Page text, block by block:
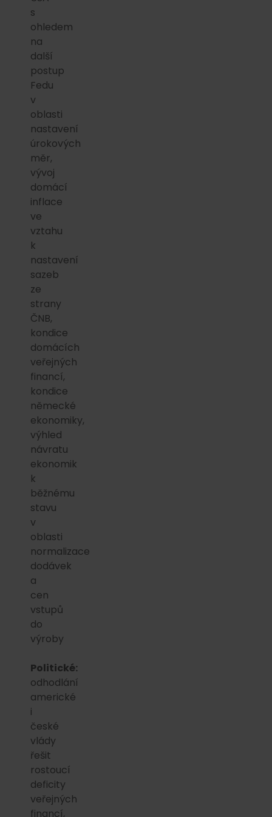
s
ohledem
na
další
postup
Fedu
v
oblasti
nastavení
úrokových
měr,
vývoj
domácí
inflace
ve
vztahu
k
nastavení
sazeb
ze
strany
ČNB,
kondice
domácích
veřejných
financí,
kondice
německé
ekonomiky,
výhled
návratu
ekonomik
k
běžnému
stavu
v
oblasti
normalizace
dodávek
a
cen
vstupů
do
výroby
Politické:
odhodlání
americké
i
české
vlády
řešit
rostoucí
deficity
veřejných
financí,